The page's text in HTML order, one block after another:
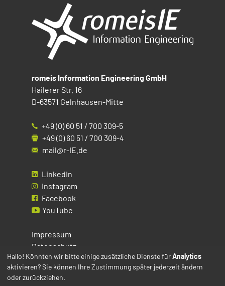
romeis Information Engineering GmbH
Hailerer Str. 16
D-63571 Gelnhausen-Mitte
+49 (0) 60 51 / 700 309-5
+49 (0) 60 51 / 700 309-4
mail@r-IE.de
LinkedIn
Instagram
Facebook
YouTube
Impressum
Datenschutz
Cookies
Hallo! Könnten wir bitte einige zusätzliche Dienste fürAnalytics
aktivieren? Sie können Ihre Zustimmung später jederzeit ändern
oder zurückziehen.